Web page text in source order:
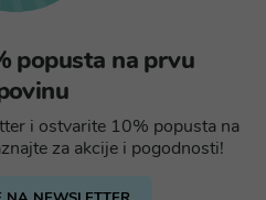
popusta na prvu
i ostvarite 10% popusta na
za akcije i pogodnosti!